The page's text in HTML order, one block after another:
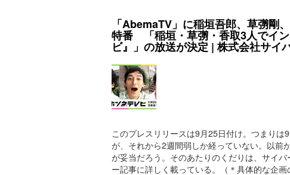
「AbemaTV」に稲垣吾郎、草彅剛
特番 「稲垣・草彅・香取3人でイ
ビ』」の放送が決定 | 株式会社サイ
このプレスリリースは9月25日付け。つまり
が、それから2週間弱しか経っていない。以前
が妥当だろう。そのあたりのくだりは、サイ
ー記事に詳しく載っている。（＊具体的な企